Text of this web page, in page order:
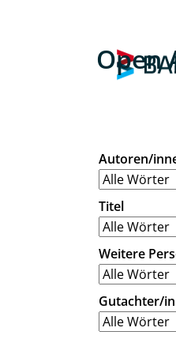
Open
Autoren/
Titel
Weitere
Gutachter/